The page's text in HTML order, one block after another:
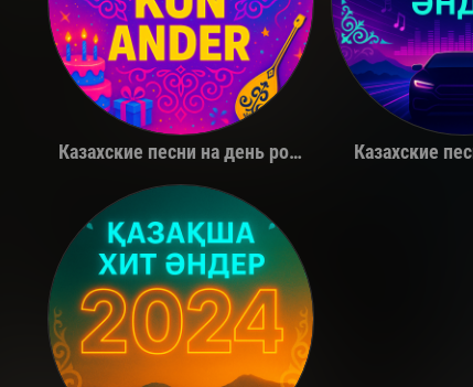
Казахские песни на день рождения Казахские